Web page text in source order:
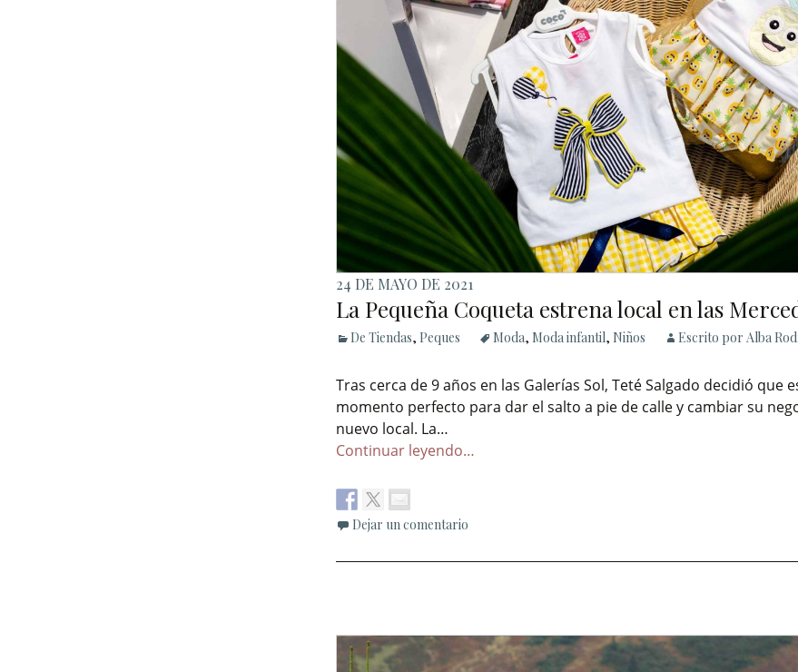
24 DE MAYO DE 2021
La Pequeña Coqueta estrena local en las
De Tiendas, Peques Moda, Moda infantil, Niños Escrito por Alba
Tras cerca de 9 años en las Galerías Sol, Teté Salgado decidió que
momento perfecto para dar el salto a pie de calle y cambiar su
nuevo local. La…
Continuar leyendo…
Dejar un comentario